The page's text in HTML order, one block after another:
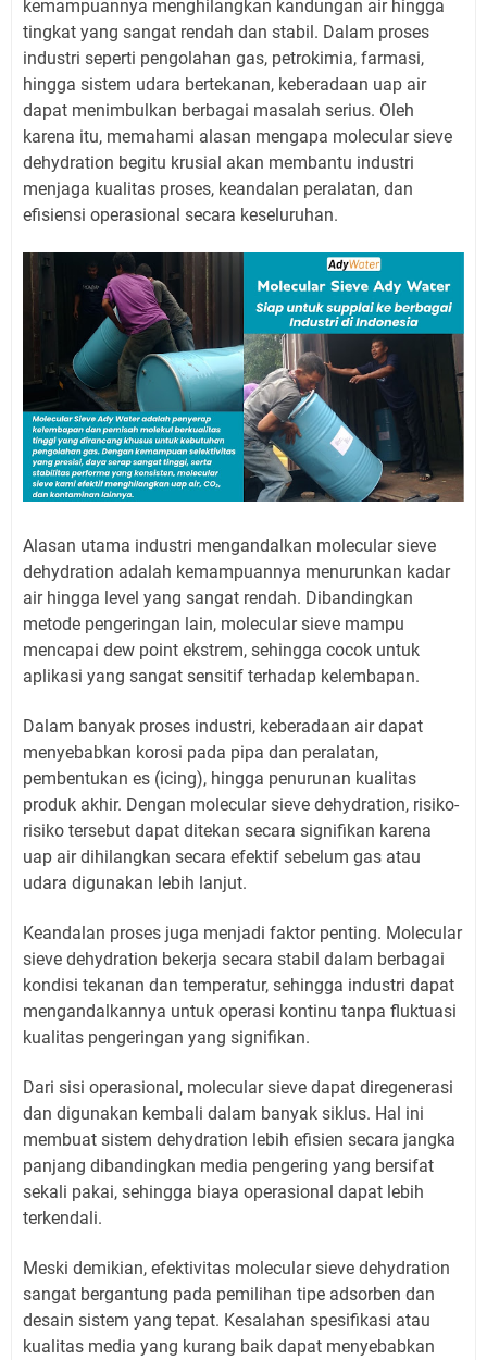
kemampuannya menghilangkan kandungan air hingga
tingkat yang sangat rendah dan stabil. Dalam proses
industri seperti pengolahan gas, petrokimia, farmasi,
hingga sistem udara bertekanan, keberadaan uap air
dapat menimbulkan berbagai masalah serius. Oleh
karena itu, memahami alasan mengapa molecular sieve
dehydration begitu krusial akan membantu industri
menjaga kualitas proses, keandalan peralatan, dan
efisiensi operasional secara keseluruhan.
Alasan utama industri mengandalkan molecular sieve
dehydration adalah kemampuannya menurunkan kadar
air hingga level yang sangat rendah. Dibandingkan
metode pengeringan lain, molecular sieve mampu
mencapai dew point ekstrem, sehingga cocok untuk
aplikasi yang sangat sensitif terhadap kelembapan.
Dalam banyak proses industri, keberadaan air dapat
menyebabkan korosi pada pipa dan peralatan,
pembentukan es (icing), hingga penurunan kualitas
produk akhir. Dengan molecular sieve dehydration, risiko-
risiko tersebut dapat ditekan secara signifikan karena
uap air dihilangkan secara efektif sebelum gas atau
udara digunakan lebih lanjut.
Keandalan proses juga menjadi faktor penting. Molecular
sieve dehydration bekerja secara stabil dalam berbagai
kondisi tekanan dan temperatur, sehingga industri dapat
mengandalkannya untuk operasi kontinu tanpa fluktuasi
kualitas pengeringan yang signifikan.
Dari sisi operasional, molecular sieve dapat diregenerasi
dan digunakan kembali dalam banyak siklus. Hal ini
membuat sistem dehydration lebih efisien secara jangka
panjang dibandingkan media pengering yang bersifat
sekali pakai, sehingga biaya operasional dapat lebih
terkendali.
Meski demikian, efektivitas molecular sieve dehydration
sangat bergantung pada pemilihan tipe adsorben dan
desain sistem yang tepat. Kesalahan spesifikasi atau
kualitas media yang kurang baik dapat menyebabkan